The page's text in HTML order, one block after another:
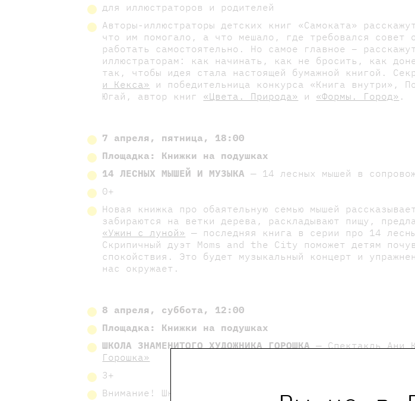
для иллюстраторов и родителей
Авторы-иллюстраторы детских книг «Самоката»
что им помогало, а что мешало, где требовался совет
работать самостоятельно. Но самое главное –
иллюстраторам: как начинать, как не бросить, как
так, чтобы идея стала настоящей бумажной книгой.
и Кекса»
и победительница конкурса «Книга внутри»,
Югай, автор книг «Цвета. Природа» и «Формы. Город» .
7 апреля, пятница, 18:00
Площадка: Книжки на подушках
14 ЛЕСНЫХ МЫШЕЙ И МУЗЫКА — 14 лесных мышей в
0+
Новая книжка про обаятельную семью мышей
забираются на ветки дерева, раскладывают пищу,
«Ужин с луной» — последняя книга в серии про 14
Скрипичный дуэт Moms and the City поможет детям
спокойствия. Это будет музыкальный концерт и
нас окружает.
8 апреля, суббота, 12:00
Площадка: Книжки на подушках
ШКОЛА ЗНАМЕНИТОГО ХУДОЖНИКА ГОРОШКА — Спектакль Ани
Горошка»
3+
Внимание! Школа знаменитого художника Горошка